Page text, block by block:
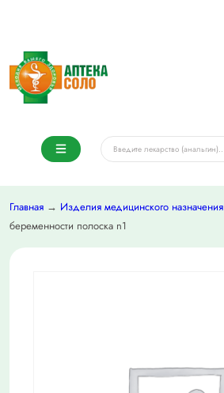
Главная → Изделия медицинского назначения
беременности полоска n1